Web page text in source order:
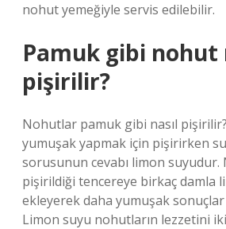
nohut yemeğiyle servis edilebilir.
Pamuk gibi nohut
pişirilir?
Nohutlar pamuk gibi nasıl
yumuşak yapmak için pişirirken
sorusunun cevabı limon suyudur.
pişirildiği tencereye birkaç damla
ekleyerek daha yumuşak
Limon suyu nohutların lezzetini iki